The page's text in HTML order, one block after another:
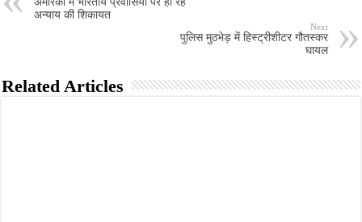
अन्याय की शिकायत
Next
पुलिस मुठभेड़ में हिस्ट्रीशीटर गौतस्कर
घायल
Related Articles